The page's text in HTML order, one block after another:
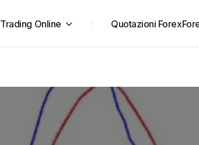
Trading Online Quotazioni Forex